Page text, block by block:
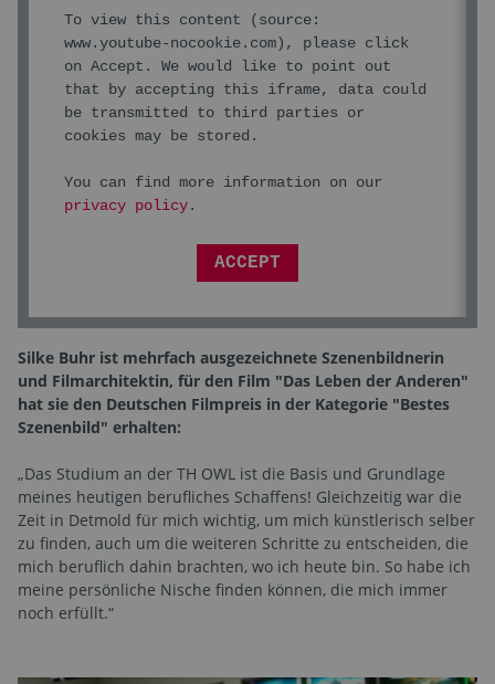
To view this content (source:
www.youtube-nocookie.com), please click
on Accept. We would like to point out
that by accepting this iframe, data could
be transmitted to third parties or
cookies may be stored.
You can find more information on our
privacy policy.
ACCEPT
Silke Buhr ist mehrfach ausgezeichnete Szenenbildnerin
und Filmarchitektin, für den Film "Das Leben der Anderen"
hat sie den Deutschen Filmpreis in der Kategorie "Bestes
Szenenbild" erhalten:
„Das Studium an der TH OWL ist die Basis und Grundlage
meines heutigen berufliches Schaffens! Gleichzeitig war die
Zeit in Detmold für mich wichtig, um mich künstlerisch selber
zu finden, auch um die weiteren Schritte zu entscheiden, die
mich beruflich dahin brachten, wo ich heute bin. So habe ich
meine persönliche Nische finden können, die mich immer
noch erfüllt.“